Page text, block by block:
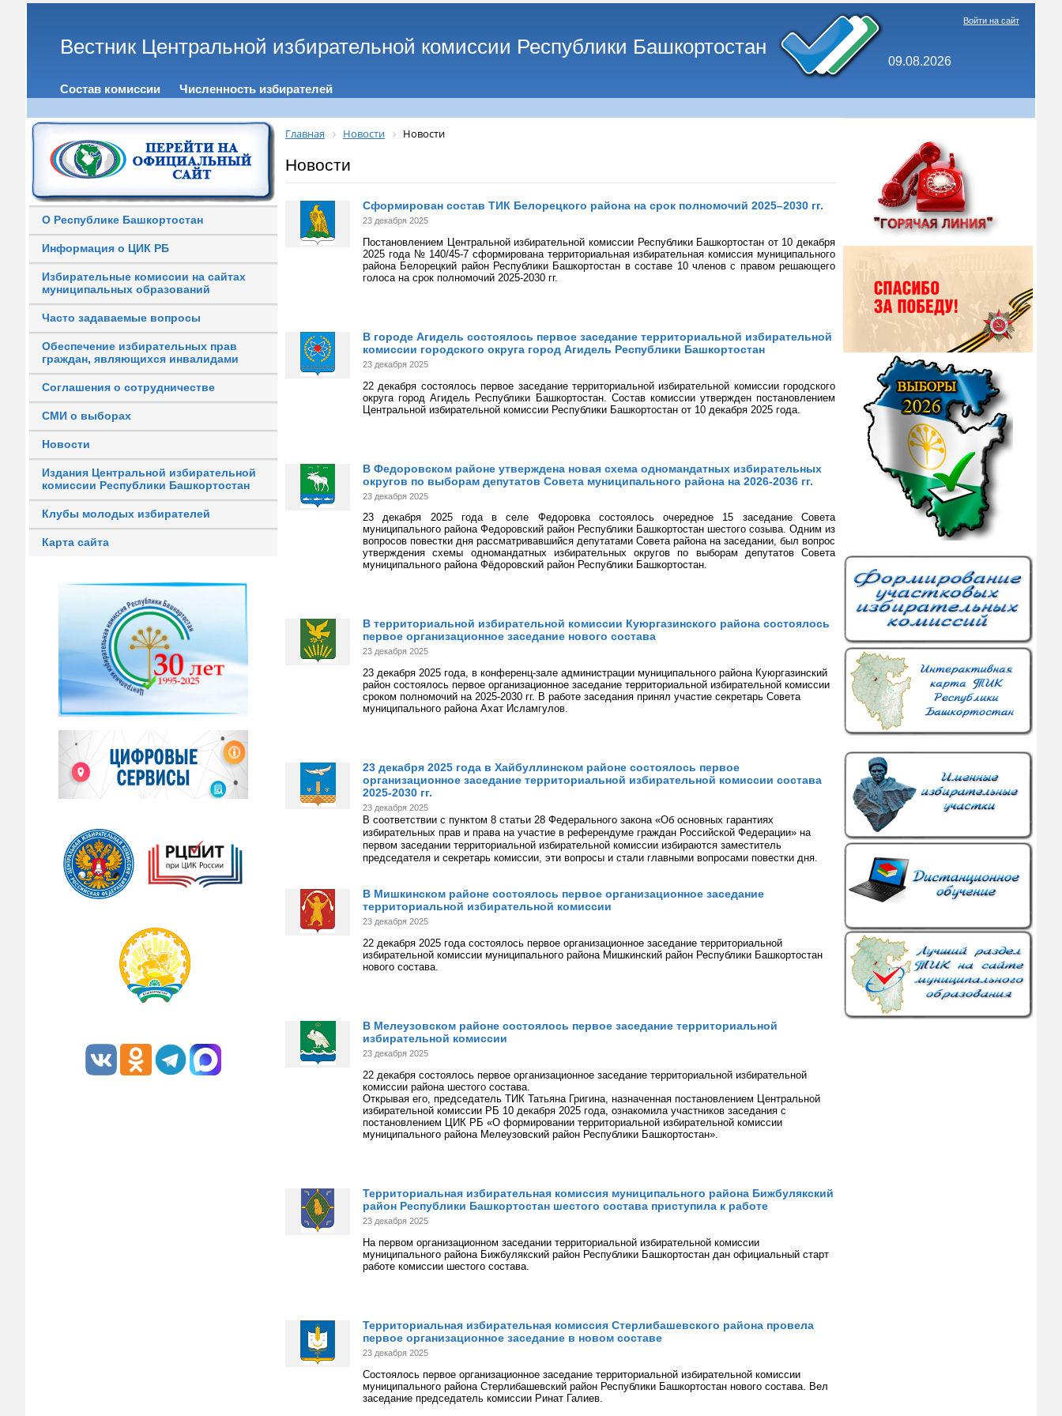
Вестник Центральной избирательной комиссии Республики Башкортостан
09.08.2026
Войти на сайт
Состав комиссии Численность избирателей
О Республике Башкортостан
Информация о ЦИК РБ
Избирательные комиссии на сайтах
муниципальных образований
Часто задаваемые вопросы
Обеспечение избирательных прав
граждан, являющихся инвалидами
Соглашения о сотрудничестве
СМИ о выборах
Новости
Издания Центральной избирательной
комиссии Республики Башкортостан
Клубы молодых избирателей
Карта сайта
Главная Новости Новости
Новости
Сформирован состав ТИК Белорецкого района на срок полномочий 2025–2030 гг.
23 декабря 2025
Постановлением Центральной избирательной комиссии Республики Башкортостан от 10 декабря
2025 года № 140/45-7 сформирована территориальная избирательная комиссия муниципального
района Белорецкий район Республики Башкортостан в составе 10 членов с правом решающего
голоса на срок полномочий 2025-2030 гг.
В городе Агидель состоялось первое заседание территориальной избирательной
комиссии городского округа город Агидель Республики Башкортостан
23 декабря 2025
22 декабря состоялось первое заседание территориальной избирательной комиссии городского
округа город Агидель Республики Башкортостан. Состав комиссии утвержден постановлением
Центральной избирательной комиссии Республики Башкортостан от 10 декабря 2025 года.
В Федоровском районе утверждена новая схема одномандатных избирательных
округов по выборам депутатов Совета муниципального района на 2026-2036 гг.
23 декабря 2025
23 декабря 2025 года в селе Федоровка состоялось очередное 15 заседание Совета
муниципального района Федоровский район Республики Башкортостан шестого созыва. Одним из
вопросов повестки дня рассматривавшийся депутатами Совета района на заседании, был вопрос
утверждения схемы одномандатных избирательных округов по выборам депутатов Совета
муниципального района Фёдоровский район Республики Башкортостан.
В территориальной избирательной комиссии Куюргазинского района состоялось
первое организационное заседание нового состава
23 декабря 2025
23 декабря 2025 года, в конференц-зале администрации муниципального района Куюргазинский
район состоялось первое организационное заседание территориальной избирательной комиссии
сроком полномочий на 2025-2030 гг. В работе заседания принял участие секретарь Совета
муниципального района Ахат Исламгулов.
23 декабря 2025 года в Хайбуллинском районе состоялось первое
организационное заседание территориальной избирательной комиссии состава
2025-2030 гг.
23 декабря 2025
В соответствии с пунктом 8 статьи 28 Федерального закона «Об основных гарантиях
избирательных прав и права на участие в референдуме граждан Российской Федерации» на
первом заседании территориальной избирательной комиссии избираются заместитель
председателя и секретарь комиссии, эти вопросы и стали главными вопросами повестки дня.
В Мишкинском районе состоялось первое организационное заседание
территориальной избирательной комиссии
23 декабря 2025
22 декабря 2025 года состоялось первое организационное заседание территориальной
избирательной комиссии муниципального района Мишкинский район Республики Башкортостан
нового состава.
В Мелеузовском районе состоялось первое заседание территориальной
избирательной комиссии
23 декабря 2025
22 декабря состоялось первое организационное заседание территориальной избирательной
комиссии района шестого состава.
Открывая его, председатель ТИК Татьяна Григина, назначенная постановлением Центральной
избирательной комиссии РБ 10 декабря 2025 года, ознакомила участников заседания с
постановлением ЦИК РБ «О формировании территориальной избирательной комиссии
муниципального района Мелеузовский район Республики Башкортостан».
Территориальная избирательная комиссия муниципального района Бижбулякский
район Республики Башкортостан шестого состава приступила к работе
23 декабря 2025
На первом организационном заседании территориальной избирательной комиссии
муниципального района Бижбулякский район Республики Башкортостан дан официальный старт
работе комиссии шестого состава.
Территориальная избирательная комиссия Стерлибашевского района провела
первое организационное заседание в новом составе
23 декабря 2025
Состоялось первое организационное заседание территориальной избирательной комиссии
муниципального района Стерлибашевский район Республики Башкортостан нового состава. Вел
заседание председатель комиссии Ринат Галиев.